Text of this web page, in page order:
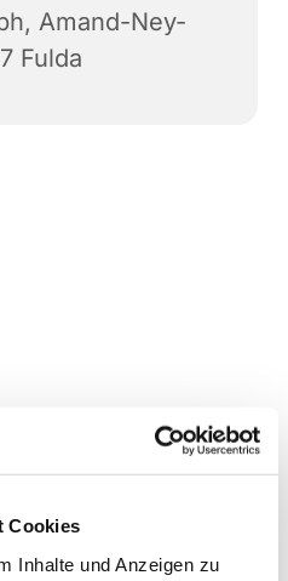
Cookies
Inhalte und Anzeigen zu
Amand-Ney-
Fulda